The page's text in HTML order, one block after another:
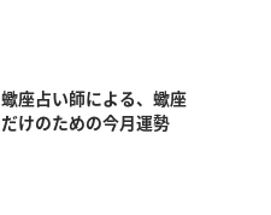
蠍座占い師による、蠍座
だけのための今月運勢